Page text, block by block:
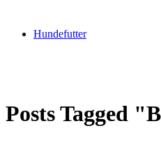
Hundefutter
Posts Tagged